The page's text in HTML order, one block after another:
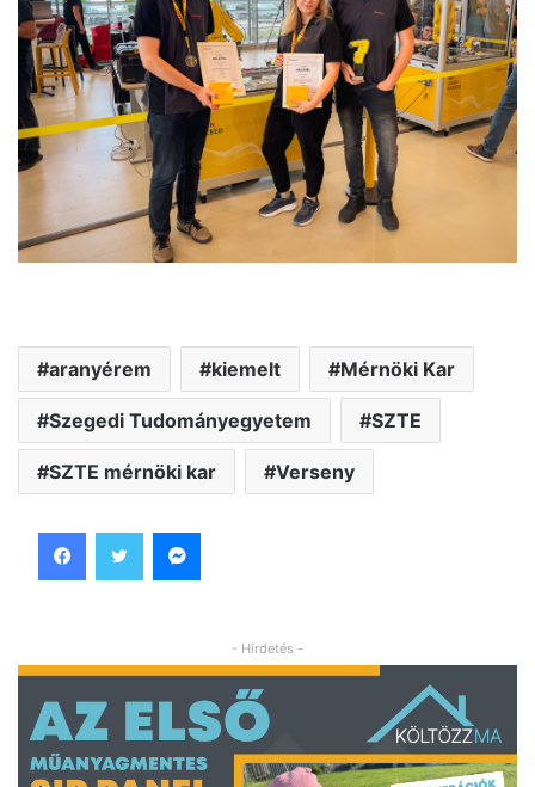
aranyérem kiemelt Mérnöki Kar
Szegedi Tudományegyetem SZTE
SZTE mérnöki kar Verseny
- Hirdetés -